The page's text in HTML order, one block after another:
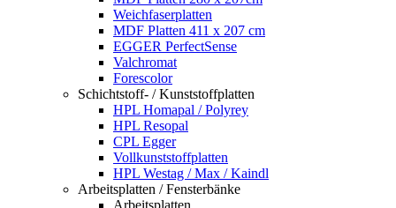
Weichfaserplatten
MDF Platten 411 x 207 cm
EGGER PerfectSense
Valchromat
Forescolor
Schichtstoff- / Kunststoffplatten
HPL Homapal / Polyrey
HPL Resopal
CPL Egger
Vollkunststoffplatten
HPL Westag / Max / Kaindl
Arbeitsplatten / Fensterbänke